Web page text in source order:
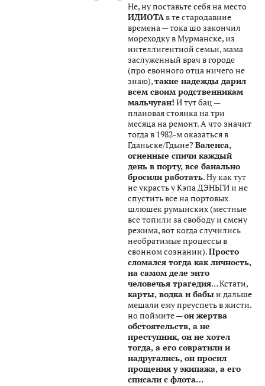
Не, ну поставьте себя на место
ИДИОТАв те стародавние
времена — тока шо закончил
мореходку в Мурманске, из
интеллигентной семьи, мама
заслуженный врач в городе
(про евонного отца ничего не
знаю),такие надежды дарил
всем своим родственникам
мальчуган! И тут бац —
плановая стоянка на три
месяца на ремонт. А что значит
тогда в 1982-м оказаться в
Гданьске/Гдыне? Валенса,
огненные спичи каждый
день в порту, все банально
бросили работать. Ну как тут
не украсть у Кэпа ДЭНЬГИ и не
спустить все на портовых
шлюшек румынских (местные
все топили за свободу и смену
режима, вот когда случились
необратимые процессы в
евонном сознании).Просто
сломался тогда как личность,
на самом деле энто
человечья трагедия… Кстати,
карты, водка и бабыи дальше
мешали ему преуспеть в жисти.
но поймите —он жертва
обстоятельств, а не
преступник, он не хотел
тогда, а его совратили и
надругались, он просил
прощения у экипажа, а его
списали с флота…